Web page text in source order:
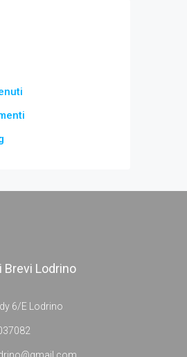
Brevi Lodrino
6/E Lodrino